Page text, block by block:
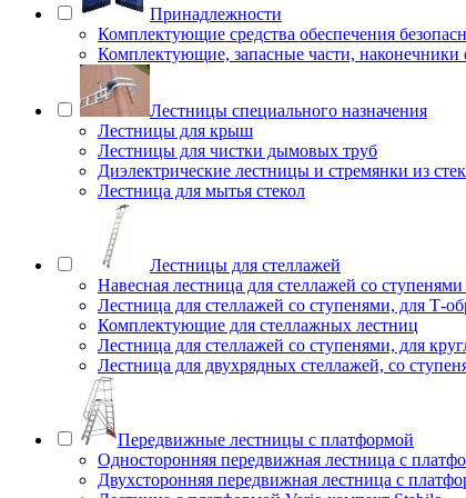
Принадлежности
Комплектующие средства обеспечения
Комплектующие, запасные части, наконечники
Лестницы специального назначения
Лестницы для крыш
Лестницы для чистки дымовых труб
Диэлектрические лестницы и стремянки из
Лестница для мытья стекол
Лестницы для стеллажей
Навесная лестница для стеллажей со
Лестница для стеллажей со ступенями, для Т-
Комплектующие для стеллажных лестниц
Лестница для стеллажей со ступенями, для
Лестница для двухрядных стеллажей, со
Передвижные лестницы с платформой
Односторонняя передвижная лестница с
Двухсторонняя передвижная лестница с